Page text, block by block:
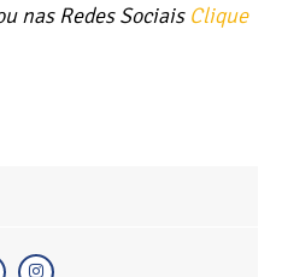
nas Redes Sociais Clique